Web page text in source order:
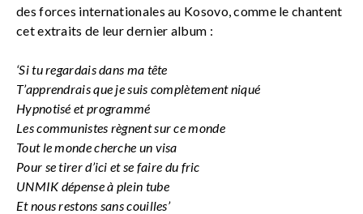
des forces internationales au Kosovo, comme le chantent
cet extraits de leur dernier album :
‘Si tu regardais dans ma tête
T’apprendrais que je suis complètement niqué
Hypnotisé et programmé
Les communistes règnent sur ce monde
Tout le monde cherche un visa
Pour se tirer d’ici et se faire du fric
UNMIK dépense à plein tube
Et nous restons sans couilles’